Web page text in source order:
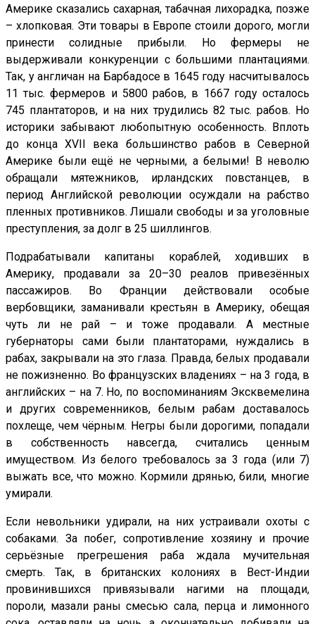
Америке сказались сахарная, табачная лихорадка, позже
– хлопковая. Эти товары в Европе стоили дорого, могли
принести солидные прибыли. Но фермеры не
выдерживали конкуренции с большими плантациями.
Так, у англичан на Барбадосе в 1645 году насчитывалось
11 тыс. фермеров и 5800 рабов, в 1667 году осталось
745 плантаторов, и на них трудились 82 тыс. рабов. Но
историки забывают любопытную особенность. Вплоть
до концаXVII
века большинство рабов в Северной
Америке были ещё не черными, а белыми! В неволю
обращали мятежников, ирландских повстанцев, в
период Английской революции осуждали на рабство
пленных противников. Лишали свободы и за уголовные
преступления, за долг в 25 шиллингов.
Подрабатывали капитаны кораблей, ходивших в
Америку, продавали за 20–30 реалов привезённых
пассажиров. Во Франции действовали особые
вербовщики, заманивали крестьян в Америку, обещая
чуть ли не рай – и тоже продавали. А местные
губернаторы сами были плантаторами, нуждались в
рабах, закрывали на это глаза. Правда, белых продавали
не пожизненно. Во французских владениях – на 3 года, в
английских – на 7. Но, по воспоминаниям Эксквемелина
и других современников, белым рабам доставалось
похлеще, чем чёрным. Негры были дорогими, попадали
в собственность навсегда, считались ценным
имуществом. Из белого требовалось за 3 года (или 7)
выжать все, что можно. Кормили дрянью, били, многие
умирали.
Если невольники удирали, на них устраивали охоты с
собаками. За побег, сопротивление хозяину и прочие
серьёзные прегрешения раба ждала мучительная
смерть. Так, в британских колониях в Вест-Индии
провинившихся привязывали нагими на площади,
пороли, мазали раны смесью сала, перца и лимонного